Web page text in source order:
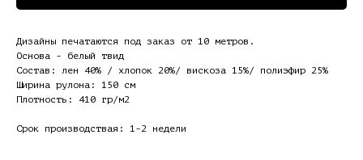
Дизайны печатаются под заказ от 10 метров.
Основа - белый твид
Состав: лен 40% / хлопок 20%/ вискоза 15%/ полиэфир 25%
Ширина рулона: 150 см
Плотность: 410 гр/м2
Срок производствая: 1-2 недели